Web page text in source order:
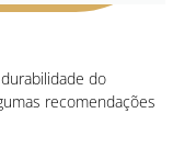
do
recomendações